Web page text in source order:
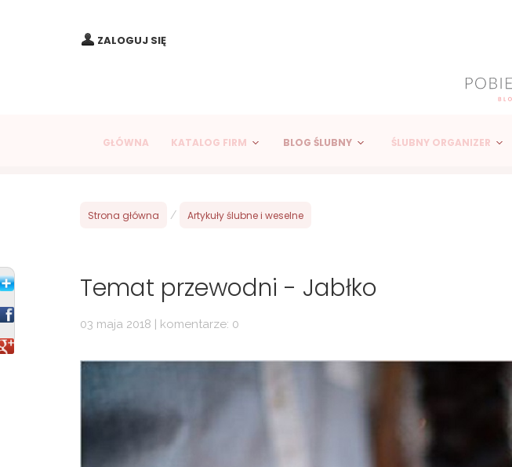
ZALOGUJ SIĘ
GŁÓWNA KATALOG FIRM BLOG ŚLUBNY ŚLUBNY ORGANIZER
Strona główna / Artykuły ślubne i weselne
Temat przewodni - Jabłko
03 maja 2018 | komentarze: 0